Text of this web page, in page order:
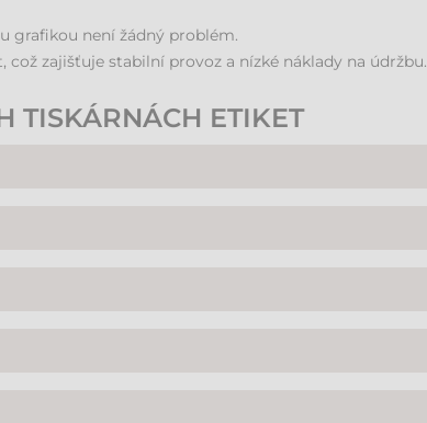
grafikou není žádný problém.
zajišťuje stabilní provoz a nízké náklady na údržbu.
TISKÁRNÁCH ETIKET